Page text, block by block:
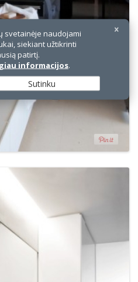
svetainėje naudojami
siekiant užtikrinti
patirtį.
informacijos.
Sutinku